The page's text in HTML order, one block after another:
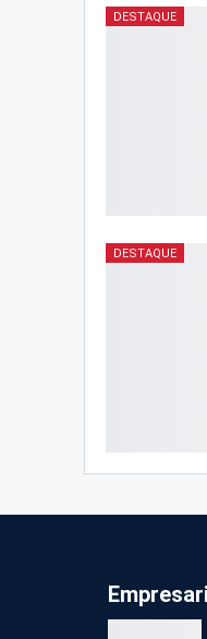
DESTAQUE
DESTAQUE